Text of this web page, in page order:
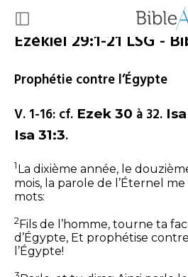
Ézékiel 29:1-21 LSG -
Prophétie contre l’Égypte
V. 1-16: cf. Ezek 30 à 32.
Isa 31:3.
1 La dixième année, le
mois, la parole de l’Éternel
mots:
2Fils de l’homme, tourne ta
d’Égypte, Et prophétise
l’Égypte!